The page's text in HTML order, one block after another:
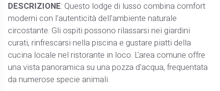
DESCRIZIONE: Questo lodge di lusso combina comfort
moderni con l'autenticità dell'ambiente naturale
circostante. Gli ospiti possono rilassarsi nei giardini
curati, rinfrescarsi nella piscina e gustare piatti della
cucina locale nel ristorante in loco. L'area comune offre
una vista panoramica su una pozza d'acqua, frequentata
da numerose specie animali.